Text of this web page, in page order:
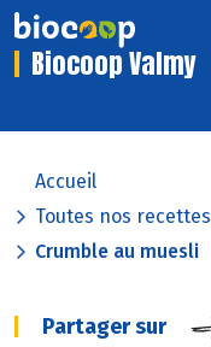
Biocoop Valmy
Accueil
Toutes nos recettes
Crumble au muesli
Partager sur